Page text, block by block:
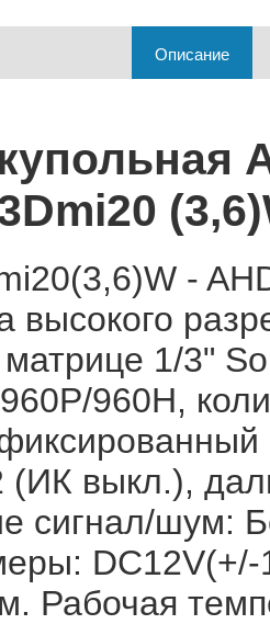
Описание
-
высокого
матрице 1/3"
960H,
(ИК выкл.),
сигнал/шум:
Рабочая